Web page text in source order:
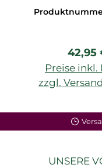
42,95
Preise inkl.
zzgl.
UNSERE